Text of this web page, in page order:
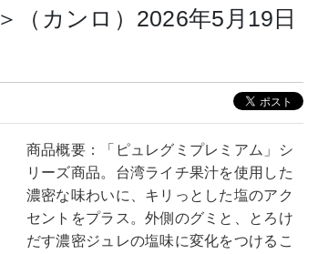
（カンロ）2026年5月19日
商品概要：「ピュレグミプレミアム」シ
リーズ商品。台湾ライチ果汁を使用した
濃密な味わいに、キリっとした塩のアク
セントをプラス。外側のグミと、とろけ
だす濃密ジュレの塩味に変化をつけるこ